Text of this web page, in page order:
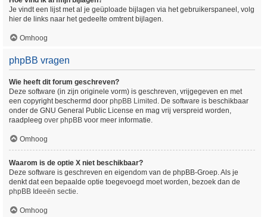
Je vindt een lijst met al je geüploade bijlagen via het gebruikerspaneel, volg
hier de links naar het gedeelte omtrent bijlagen.
Omhoog
phpBB vragen
Wie heeft dit forum geschreven?
Deze software (in zijn originele vorm) is geschreven, vrijgegeven en met
een copyright beschermd door phpBB Limited . De software is beschikbaar
onder de GNU General Public License en mag vrij verspreid worden,
raadpleeg over phpBB voor meer informatie.
Omhoog
Waarom is de optie X niet beschikbaar?
Deze software is geschreven en eigendom van de phpBB-Groep. Als je
denkt dat een bepaalde optie toegevoegd moet worden, bezoek dan de
phpBB Ideeën sectie.
Omhoog